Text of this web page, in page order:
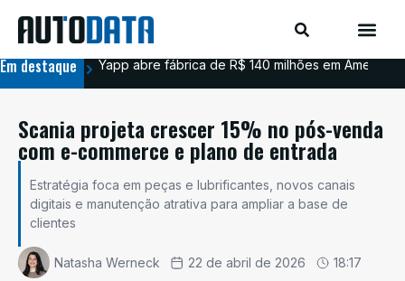
Em destaque Yapp abre fábrica de R$ 140 milhões em
Scania projeta crescer 15% no pós-venda
com e-commerce e plano de entrada
Estratégia foca em peças e lubrificantes, novos canais
digitais e manutenção atrativa para ampliar a base de
clientes
Natasha Werneck 22 de abril de 2026 18:17